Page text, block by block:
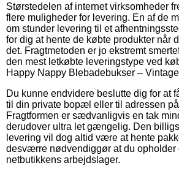
Størstedelen af internet virksomheder
flere muligheder for levering. En af de
om stunder levering til et
for dig at hente de købte produkter når
det. Fragtmetoden er jo ekstremt
den mest letkøbte leveringstype ved
Happy Nappy Blebadebukser –
Du kunne endvidere beslutte dig for at
til din private bopæl eller til adressen
Fragtformen er sædvanligvis en tak
derudover ultra let gængelig. Den
levering vil dog altid være at hente
desværre nødvendiggør at du opholder
netbutikkens arbejdslager.